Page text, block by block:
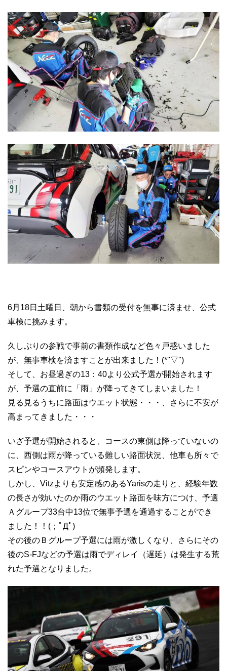
6月18日土曜日、朝から書類の受付を無事に済ませ、公式
車検に挑みます。
久しぶりの参戦で事前の書類作成など色々戸惑いました
が、無事車検を済ますことが出来ました！(*''▽'')
そして、お昼過ぎの13：40より公式予選が開始されます
が、予選の直前に「雨」が降ってきてしまいました！
見る見るうちに路面はウエット状態・・・、さらに不安が
高まってきました・・・
いざ予選が開始されると、コースの東側は降っていないの
に、西側は雨が降っている難しい路面状況、他車も所々で
スピンやコースアウトが頻発します。
しかし、Vitzよりも安定感のあるYarisの走りと、経験年数
の長さが効いたのか雨のウエット路面を味方につけ、予選
Ａグループ33台中13位で無事予選を通過することができ
ました！！(；ﾟДﾟ)
その後のＢグループ予選には雨が激しくなり、さらにその
後のS-FJなどの予選は雨でディレイ（遅延）は発生する荒
れた予選となりました。